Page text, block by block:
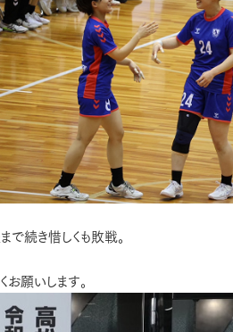
で続き惜しくも敗戦。
願いします。